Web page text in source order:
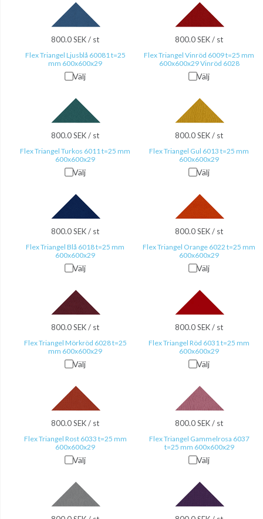
800.0 SEK / st
Flex Triangel Ljusblå 60081 t=25
mm 600x600x29
Välj
800.0 SEK / st
Flex Triangel Vinröd 6009 t=25 mm
600x600x29 Vinröd 6028
Välj
800.0 SEK / st
Flex Triangel Turkos 6011 t=25 mm
600x600x29
Välj
800.0 SEK / st
Flex Triangel Gul 6013 t=25 mm
600x600x29
Välj
800.0 SEK / st
Flex Triangel Blå 6018 t=25 mm
600x600x29
Välj
800.0 SEK / st
Flex Triangel Orange 6022 t=25 mm
600x600x29
Välj
800.0 SEK / st
Flex Triangel Mörkröd 6028 t=25
mm 600x600x29
Välj
800.0 SEK / st
Flex Triangel Röd 6031 t=25 mm
600x600x29
Välj
800.0 SEK / st
Flex Triangel Rost 6033 t=25 mm
600x600x29
Välj
800.0 SEK / st
Flex Triangel Gammelrosa 6037
t=25 mm 600x600x29
Välj